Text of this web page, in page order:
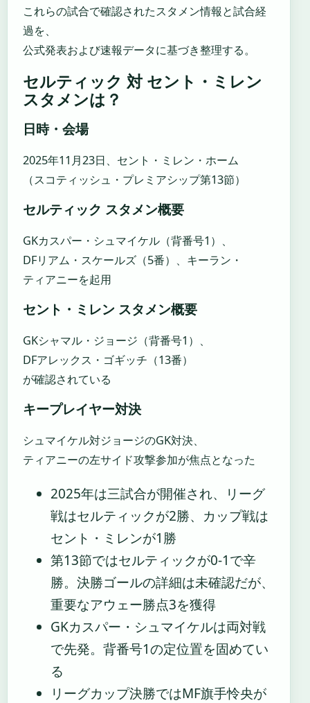
これらの試合で確認されたスタメン情報と試合経
過を、
公式発表および速報データに基づき整理する。
セルティック 対 セント・ミレン
スタメンは？
日時・会場
2025年11月23日、セント・ミレン・ホーム
（スコティッシュ・プレミアシップ第13節）
セルティック スタメン概要
GKカスパー・シュマイケル（背番号1）、
DFリアム・スケールズ（5番）、キーラン・
ティアニーを起用
セント・ミレン スタメン概要
GKシャマル・ジョージ（背番号1）、
DFアレックス・ゴギッチ（13番）
が確認されている
キープレイヤー対決
シュマイケル対ジョージのGK対決、
ティアニーの左サイド攻撃参加が焦点となった
2025年は三試合が開催され、リーグ
戦はセルティックが2勝、カップ戦は
セント・ミレンが1勝
第13節ではセルティックが0-1で辛
勝。決勝ゴールの詳細は未確認だが、
重要なアウェー勝点3を獲得
GKカスパー・シュマイケルは両対戦
で先発。背番号1の定位置を固めてい
る
リーグカップ決勝ではMF旗手怜央が